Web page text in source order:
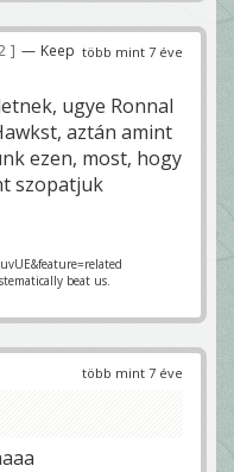
több mint 7 éve
— Keep
ugye Ronnal
aztán amint
ezen, most, hogy
szopatjuk
beat us.
több mint 7 éve